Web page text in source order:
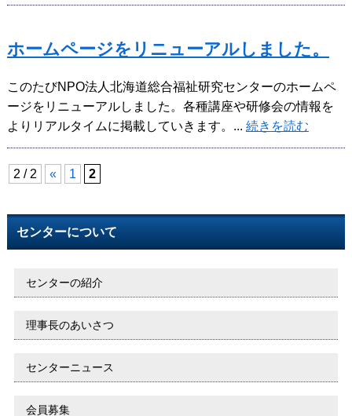
ホームページをリニューアルしました。
このたびNPO法人北海道総合福祉研究センターのホームペ
ージをリニューアルしました。各種講座や研修会の情報を
よりリアルタイムに掲載していきます。... 続きを読む
2 / 2 « 1 2
センターについて
センターの紹介
理事長のあいさつ
センターニュース
会員募集